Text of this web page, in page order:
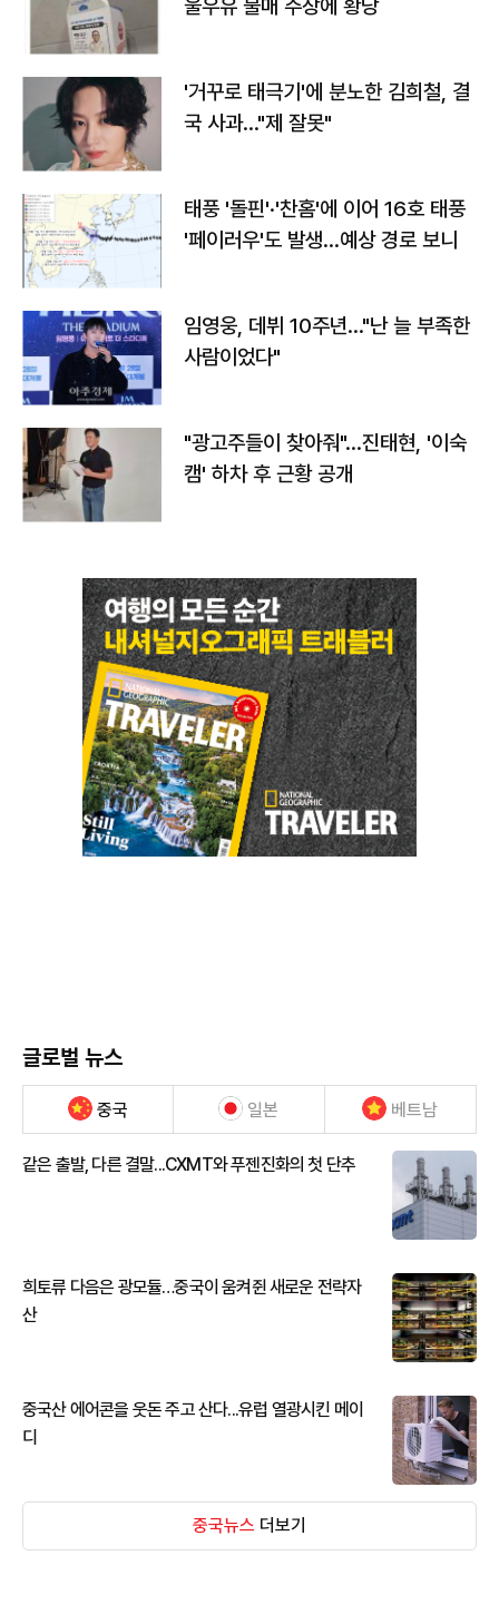
울우유 불매 주장에 황당
'거꾸로 태극기'에 분노한 김희철, 결
국 사과…"제 잘못"
태풍 '돌핀'·'찬홈'에 이어 16호 태풍
'페이러우'도 발생…예상 경로 보니
임영웅, 데뷔 10주년…"난 늘 부족한
사람이었다"
"광고주들이 찾아줘"…진태현, '이숙
캠' 하차 후 근황 공개
글로벌 뉴스
중국 일본 베트남
같은 출발, 다른 결말...CXMT와 푸젠진화의 첫 단추
희토류 다음은 광모듈…중국이 움켜쥔 새로운 전략자
산
중국산 에어콘을 웃돈 주고 산다...유럽 열광시킨 메이
디
중국뉴스 더보기